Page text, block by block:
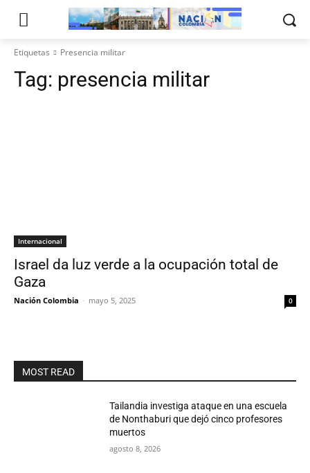
Etiquetas Presencia militar
Tag: presencia militar
Internacional
Israel da luz verde a la ocupación total de
Gaza
Nación Colombia - mayo 5, 2025 0
MOST READ
Tailandia investiga ataque en una escuela
de Nonthaburi que dejó cinco profesores
muertos
agosto 8, 2026